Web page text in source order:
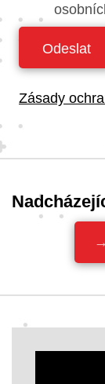
Odeslat
Zásady